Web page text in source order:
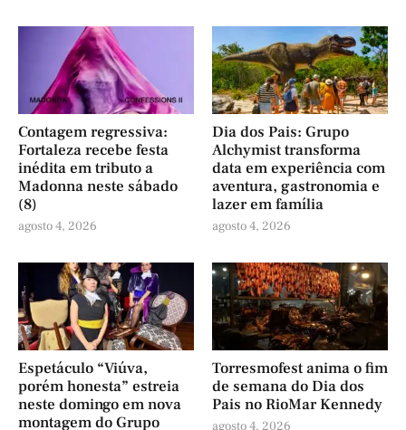
Contagem regressiva:
Fortaleza recebe festa
inédita em tributo a
Madonna neste sábado
(8)
agosto 4, 2026
Dia dos Pais: Grupo
Alchymist transforma
data em experiência com
aventura, gastronomia e
lazer em família
agosto 4, 2026
Espetáculo “Viúva,
porém honesta” estreia
neste domingo em nova
montagem do Grupo
Torresmofest anima o fim
de semana do Dia dos
Pais no RioMar Kennedy
agosto 4, 2026